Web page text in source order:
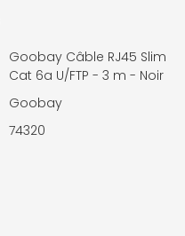
Goobay Câble RJ45 Slim
Cat 6a U/FTP - 3 m - Noir
Goobay
74320